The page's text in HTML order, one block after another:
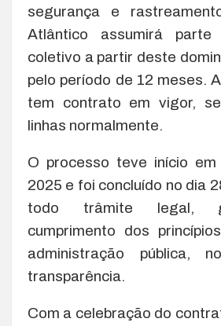
segurança e
Atlântico assumirá parte
coletivo a partir deste
pelo período de 12 meses.
tem contrato em vigor,
linhas normalmente.
O processo teve início
2025 e foi concluído no dia
todo trâmite legal,
cumprimento dos
administração pública,
transparência.
Com a celebração do